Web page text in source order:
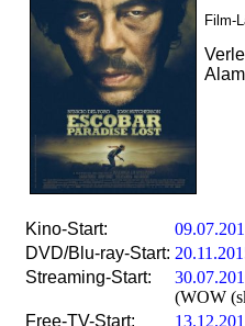
Film-
Kino-Start:
DVD/Blu-ray-Start:
Streaming-Start:
(WOW
Free-TV-Start: